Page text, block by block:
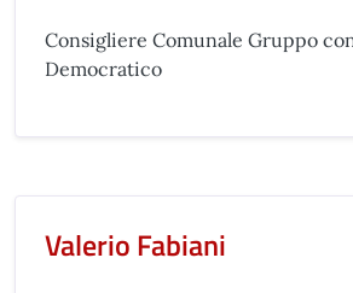
Consigliere Comunale Gruppo
Democratico
Valerio Fabiani